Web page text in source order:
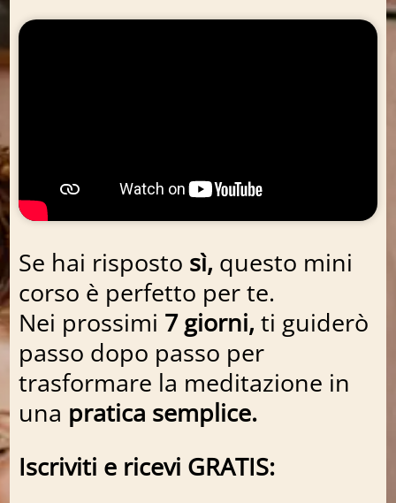
Se hai risposto sì, questo mini
corso è perfetto per te.
Nei prossimi 7 giorni, ti guiderò
passo dopo passo per
trasformare la meditazione in
una pratica semplice.
Iscriviti e ricevi GRATIS: